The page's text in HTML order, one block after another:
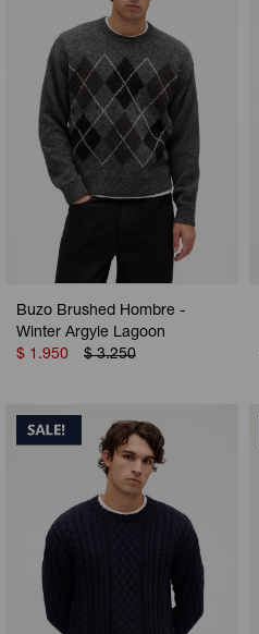
Buzo Brushed Hombre -
Winter Argyle Lagoon
$ 1.950 $ 3.250
Camperas
Musculosas
Shorts
Vestidos y polleras
Pijamas
Calzas
Camperas
Chalecos
Shorts
Ropa interior
Polos
Camperas
Chalecos
Ropa interior
Pijamas
Camperas
Pijamas
Sets
Sets